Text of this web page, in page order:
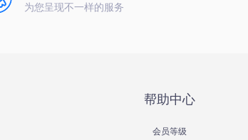
为您呈现不一样的服务
帮助中心
会员等级